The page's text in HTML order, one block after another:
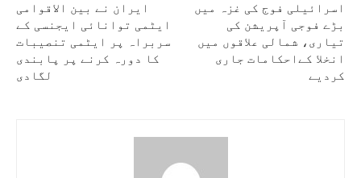
ایران نے بین الاقوامی
ایٹمی توانائی ایجنسی کے
سربراہ پر ایٹمی تنصیبات
کا دورہ کرنے پر پابندی
لگادی
اسرائیلی فوج کی غزہ میں
بڑے فوجی آپریشن کی
تیاری، شمالی علاقوں میں
انخلا کےاحکامات جاری
کردیے